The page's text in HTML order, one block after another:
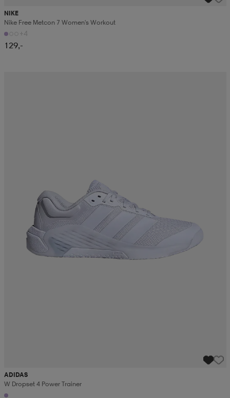
NIKE
Nike Free Metcon 7 Women's Workout
+4
129,-
ADIDAS
W Dropset 4 Power Trainer